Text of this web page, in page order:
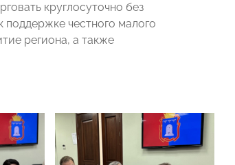
круглосуточно без
честного малого
региона, а также